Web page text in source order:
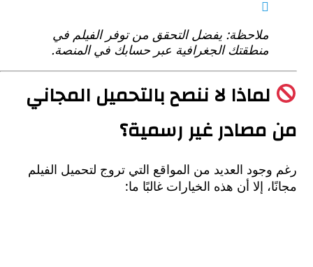
ملاحظة: يفضل التحقق من توفر الفيلم في
منطقتك الجغرافية عبر حسابك في المنصة.
لا ننصح بالتحميل المجاني
غير رسمية؟
العديد من المواقع التي تروج لتحميل الفيلم
إلا أن هذه الخيارات غالبًا ما: